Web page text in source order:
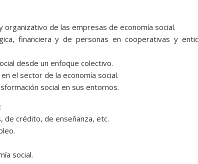
de las empresas de economía social.
financiera y de personas en cooperativas y
desde un enfoque colectivo.
el sector de la economía social.
social en sus entornos.
de crédito, de enseñanza, etc.
social.